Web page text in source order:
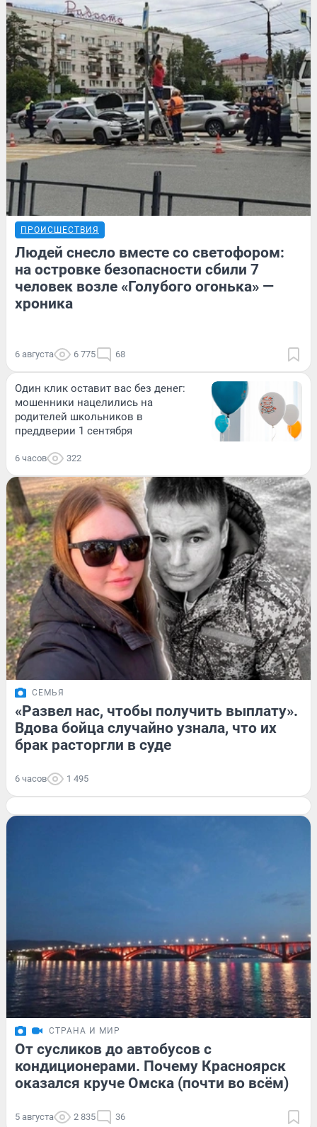
ПРОИСШЕСТВИЯ
Людей снесло вместе со светофором:
на островке безопасности сбили 7
человек возле «Голубого огонька» —
хроника
6 августа 6 775 68
Один клик оставит вас без денег:
мошенники нацелились на
родителей школьников в
преддверии 1 сентября
6 часов 322
СЕМЬЯ
«Развел нас, чтобы получить выплату».
Вдова бойца случайно узнала, что их
брак расторгли в суде
6 часов 1 495
СТРАНА И МИР
От сусликов до автобусов с
кондиционерами. Почему Красноярск
оказался круче Омска (почти во всём)
5 августа 2 835 36